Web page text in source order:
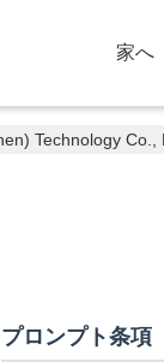
家へ
Technology Co.,
プロンプト条項